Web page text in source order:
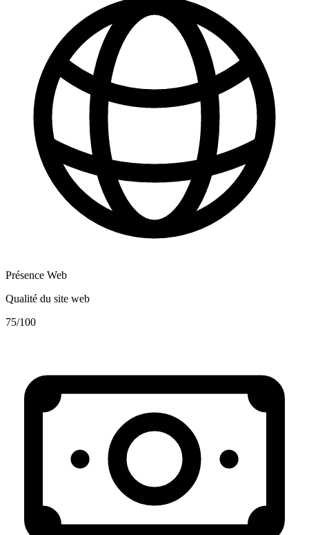
Présence Web
Qualité du site web
75/100